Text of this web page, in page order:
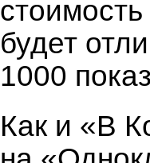
будет
1000
Как и «В